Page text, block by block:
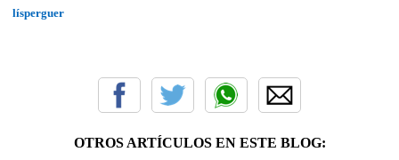
lísperguer
OTROS ARTÍCULOS EN ESTE BLOG: